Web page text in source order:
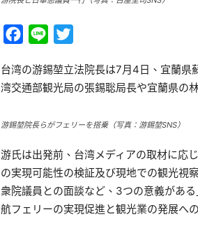
Facebook
Line
台湾の游錫堃立法院長は7月4日、宜蘭県
湾交通部観光局の張錫聡局長や宜蘭県の
游錫堃院長らがフェリーを搭乗（写真：游錫堃SNS）
游氏は出発前、台湾メディアの取材に応
の実現可能性の検証及び現地での観光視
衆院議員との面談など、3つの意義があ
航フェリーの実現促進と観光業の発展へ